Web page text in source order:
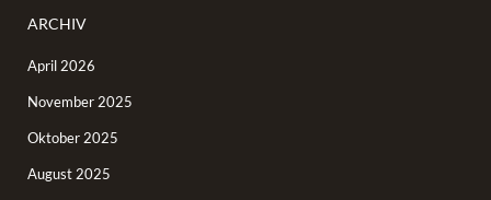
ARCHIV
April 2026
November 2025
Oktober 2025
August 2025